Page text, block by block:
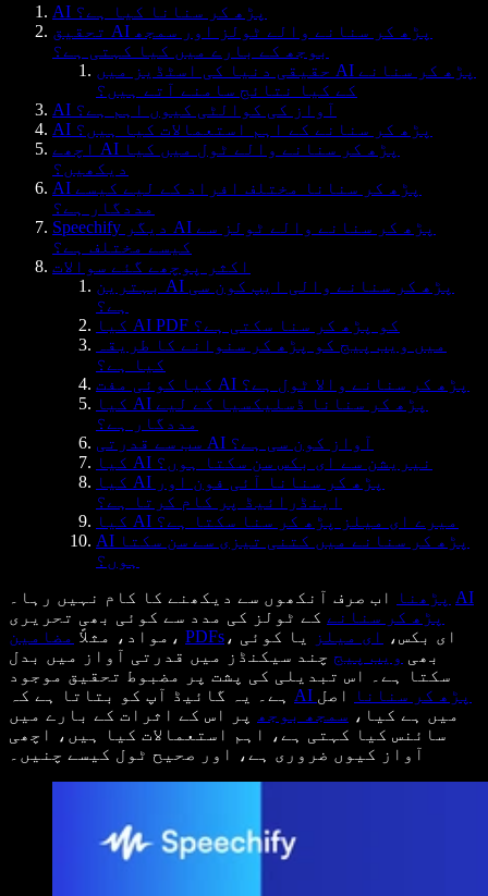
AI پڑھ کر سنانا کیا ہے؟
تحقیق AI پڑھ کر سنانے والے ٹولز اور سمجھ
بوجھ کے بارے میں کیا کہتی ہے؟
حقیقی دنیا کی اسٹڈیز میں AI پڑھ کر سنانے
کے کیا نتائج سامنے آتے ہیں؟
AI آواز کی کوالٹی کیوں اہم ہے؟
AI پڑھ کر سنانے کے اہم استعمالات کیا ہیں؟
اچھے AI پڑھ کر سنانے والے ٹول میں کیا
دیکھیں؟
AI پڑھ کر سنانا مختلف افراد کے لیے کیسے
مددگار ہے؟
Speechify دیگر AI پڑھ کر سنانے والے ٹولز سے
کیسے مختلف ہے؟
اکثر پوچھے گئے سوالات
بہترین AI پڑھ کر سنانے والی ایپ کون سی
ہے؟
کیا AI PDF کو پڑھ کر سنا سکتی ہے؟
میں ویب پیج کو پڑھ کر سنوانے کا طریقہ
کیا ہے؟
کیا کوئی مفت AI پڑھ کر سنانے والا ٹول ہے؟
کیا AI پڑھ کر سنانا ڈسلیکسیا کے لیے
مددگار ہے؟
سب سے قدرتی AI آواز کون سی ہے؟
کیا AI نیریشن سے ای بکس سن سکتا ہوں؟
کیا AI پڑھ کر سنانا آئی فون اور
اینڈرائیڈ پر کام کرتا ہے؟
کیا AI میرے ای میلز پڑھ کر سنا سکتا ہے؟
AI پڑھ کر سنانے میں کتنی تیزی سے سن سکتا
ہوں؟
پڑھنا AI
پڑھ کر سنانے کے ٹولز کی مدد سے کوئی بھی تحریری
مواد، مثلاً مضامین ، PDFs ، ای بکس، ای میلز
یا کوئی
بھی ویب پیج چند سیکنڈز میں قدرتی آواز میں بدل
سکتا ہے۔ اس تبدیلی کی پشت پر مضبوط تحقیق موجود
AI پڑھ کر سنانا
اصل
میں ہے کیا، سمجھ بوجھ
پر اس کے اثرات کے بارے میں
سائنس کیا کہتی ہے، اہم استعمالات کیا ہیں، اچھی
آواز کیوں ضروری ہے، اور صحیح ٹول کیسے چنیں۔